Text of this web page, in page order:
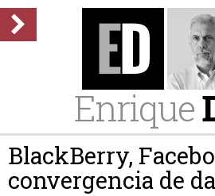
Enrique
BlackBerry,
convergencia de